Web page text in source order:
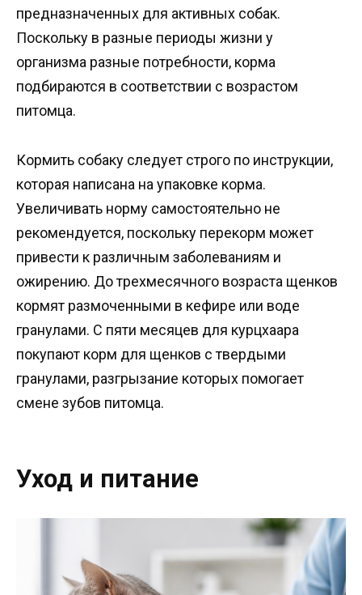
предназначенных для активных собак.
Поскольку в разные периоды жизни у
организма разные потребности, корма
подбираются в соответствии с возрастом
питомца.
Кормить собаку следует строго по инструкции,
которая написана на упаковке корма.
Увеличивать норму самостоятельно не
рекомендуется, поскольку перекорм может
привести к различным заболеваниям и
ожирению. До трехмесячного возраста щенков
кормят размоченными в кефире или воде
гранулами. С пяти месяцев для курцхаара
покупают корм для щенков с твердыми
гранулами, разгрызание которых помогает
смене зубов питомца.
Уход и питание